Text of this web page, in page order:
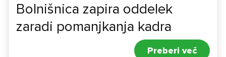
Bolnišnica zapira oddelek
zaradi pomanjkanja kadra
Preberi več